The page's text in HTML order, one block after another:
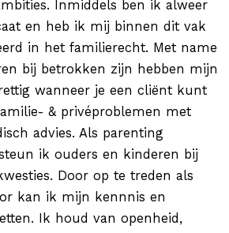
Inmiddels ben ik alweer
en heb ik mij binnen dit vak
in het familierecht. Met name
bij betrokken zijn hebben mijn
wanneer je een cliënt kunt
& privéproblemen met
advies. Als parenting
ik ouders en kinderen bij
Door op te treden als
kan ik mijn kennnis en
Ik houd van openheid,